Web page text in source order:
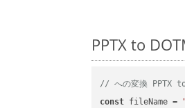
PPTX to
// への変換 PPTX to
const fileName =